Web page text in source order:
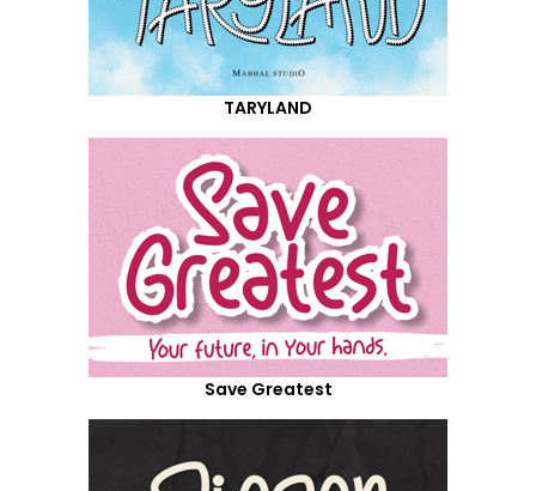
TARYLAND
Save Greatest